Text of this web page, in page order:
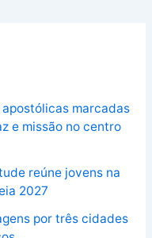
marcadas
e missão no centro
reúne jovens na
2027
por três cidades